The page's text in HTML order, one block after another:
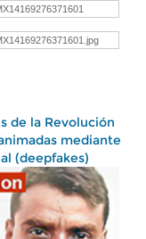
de la Revolución
mediante
(deepfakes)